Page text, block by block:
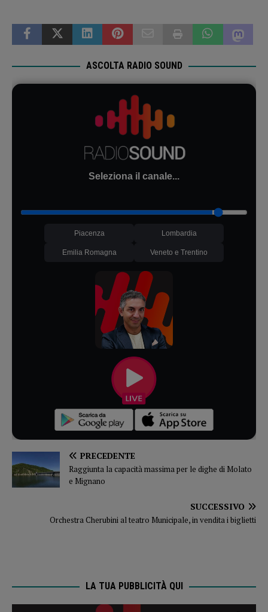
ASCOLTA RADIO SOUND
Seleziona il canale...
Piacenza Lombardia
Emilia Romagna Veneto e Trentino
PRECEDENTE
Raggiunta la capacità massima per le dighe di Molato
e Mignano
SUCCESSIVO
Orchestra Cherubini al teatro Municipale, in vendita i biglietti
LA TUA PUBBLICITÀ QUI